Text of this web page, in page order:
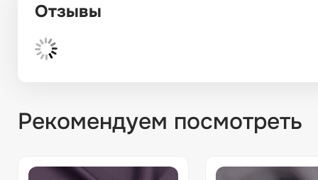
Отзывы
Рекомендуем посмотреть